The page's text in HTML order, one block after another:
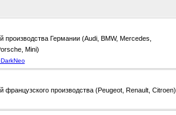
Германии (Audi, BMW, Mercedes,
Mini)
производства (Peugeot, Renault, Citroen)